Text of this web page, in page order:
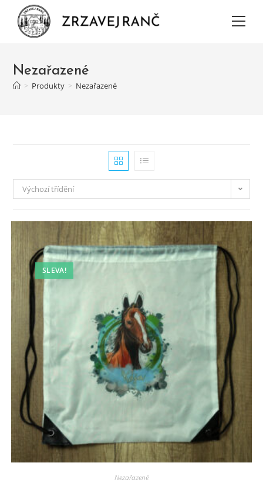
Nezařazené
> Produkty > Nezařazené
Výchozí třídění
SLEVA!
Nezařazené